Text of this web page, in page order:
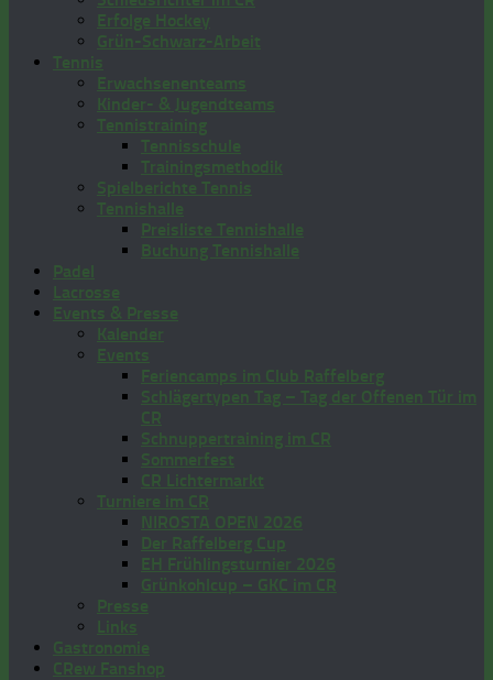
Erfolge Hockey
Grün-Schwarz-Arbeit
Tennis
Erwachsenenteams
Kinder- & Jugendteams
Tennistraining
Tennisschule
Trainingsmethodik
Spielberichte Tennis
Tennishalle
Preisliste Tennishalle
Buchung Tennishalle
Padel
Lacrosse
Events & Presse
Kalender
Events
Feriencamps im Club Raffelberg
Schlägertypen Tag – Tag der Offenen Tür im
CR
Schnuppertraining im CR
Sommerfest
CR Lichtermarkt
Turniere im CR
NIROSTA OPEN 2026
Der Raffelberg Cup
EH Frühlingsturnier 2026
Grünkohlcup – GKC im CR
Presse
Links
Gastronomie
CRew Fanshop